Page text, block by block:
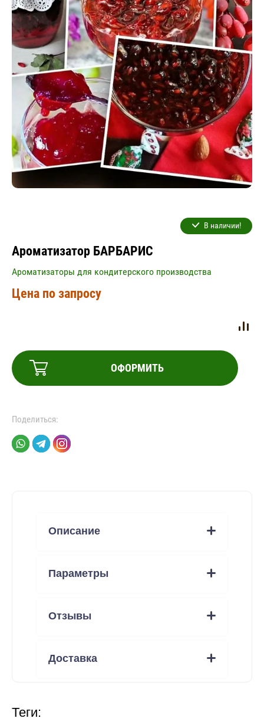
В наличии!
Ароматизатор БАРБАРИС
Ароматизаторы для кондитерского производства
Цена по запросу
ОФОРМИТЬ
Поделиться:
Описание
Параметры
Отзывы
Доставка
теги: